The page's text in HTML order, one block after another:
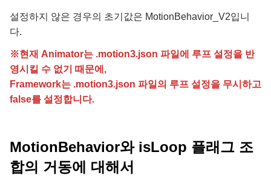
설정하지 않은 경우의 초기값은 MotionBehavior_V2입니
다.
※현재 Animator는 .motion3.json 파일에 루프 설정을 반
영시킬 수 없기 때문에,
Framework는 .motion3.json 파일의 루프 설정을 무시하고
false를 설정합니다.
MotionBehavior와 isLoop 플래그 조
합의 거동에 대해서